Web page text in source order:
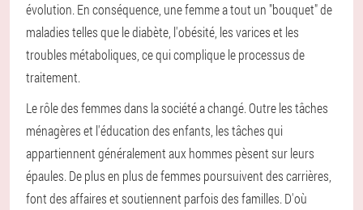
évolution. En conséquence, une femme a tout un "bouquet" de
maladies telles que le diabète, l'obésité, les varices et les
troubles métaboliques, ce qui complique le processus de
traitement.
Le rôle des femmes dans la société a changé. Outre les tâches
ménagères et l'éducation des enfants, les tâches qui
appartiennent généralement aux hommes pèsent sur leurs
épaules. De plus en plus de femmes poursuivent des carrières,
font des affaires et soutiennent parfois des familles. D'où